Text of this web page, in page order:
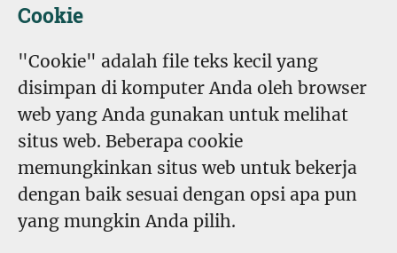
Cookie
"Cookie" adalah file teks kecil yang
disimpan di komputer Anda oleh browser
web yang Anda gunakan untuk melihat
situs web. Beberapa cookie
memungkinkan situs web untuk bekerja
dengan baik sesuai dengan opsi apa pun
yang mungkin Anda pilih.